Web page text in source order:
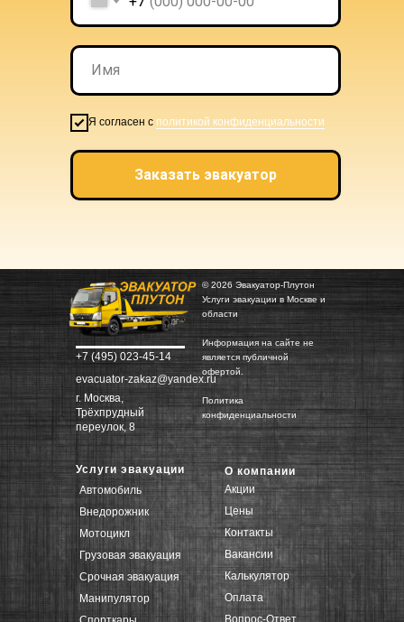
Я согласен с политикой конфиденциальности
Заказать эвакуатор
Услуги эвакуации
Автомобиль
Внедорожник
Мотоцикл
Грузовая эвакуация
Срочная эвакуация
Манипулятор
О компании
Акции
Цены
Контакты
Вакансии
Калькулятор
Оплата
Вопрос-Ответ
© 2026 Эвакуатор-Плутон
Услуги эвакуации в Москве и
области
Информация на сайте не
является публичной
офертой.
Политика
конфиденциальности
+7 (495) 023-45-14
evacuator-zakaz@yandex.ru
г. Москва,
Трёхпрудный
переулок, 8